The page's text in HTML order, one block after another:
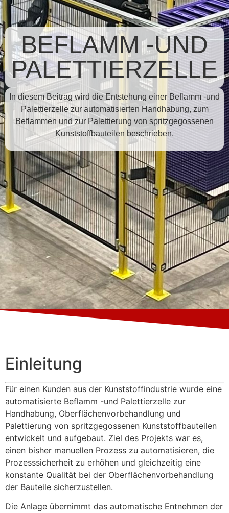
BEFLAMM -UND
PALETTIERZELLE
In diesem Beitrag wird die Entstehung einer Beflamm -und
Palettierzelle zur automatisierten Handhabung, zum
Beflammen und zur Palettierung von spritzgegossenen
Kunststoffbauteilen beschrieben.
Einleitung
Für einen Kunden aus der Kunststoffindustrie wurde eine
automatisierte Beflamm -und Palettierzelle zur
Handhabung, Oberflächenvorbehandlung und
Palettierung von spritzgegossenen Kunststoffbauteilen
entwickelt und aufgebaut. Ziel des Projekts war es,
einen bisher manuellen Prozess zu automatisieren, die
Prozesssicherheit zu erhöhen und gleichzeitig eine
konstante Qualität bei der Oberflächenvorbehandlung
der Bauteile sicherzustellen.
Die Anlage übernimmt das automatische Entnehmen der